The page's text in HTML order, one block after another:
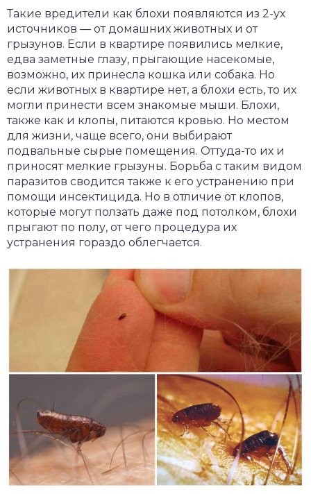
Такие вредители как блохи появляются из 2-ух
источников — от домашних животных и от
грызунов. Если в квартире появились мелкие,
едва заметные глазу, прыгающие насекомые,
возможно, их принесла кошка или собака. Но
если животных в квартире нет, а блохи есть, то их
могли принести всем знакомые мыши. Блохи,
также как и клопы, питаются кровью. Но местом
для жизни, чаще всего, они выбирают
подвальные сырые помещения. Оттуда-то их и
приносят мелкие грызуны. Борьба с таким видом
паразитов сводится также к его устранению при
помощи инсектицида. Но в отличие от клопов,
которые могут ползать даже под потолком, блохи
прыгают по полу, от чего процедура их
устранения гораздо облегчается.